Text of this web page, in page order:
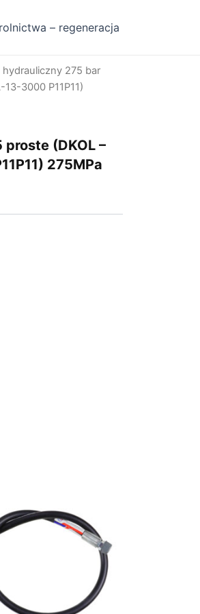
– regeneracja
275 bar
3000 P11P11)
(DKOL –
275MPa